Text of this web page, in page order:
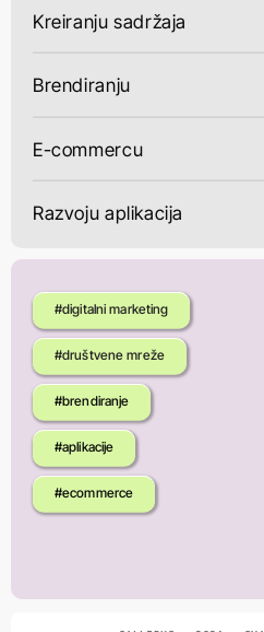
Kreiranju sadržaja
Brendiranju
E-commercu
Razvoju aplikacija
#digitalni marketing
#društvene mreže
#brendiranje
#aplikacije
#ecommerce